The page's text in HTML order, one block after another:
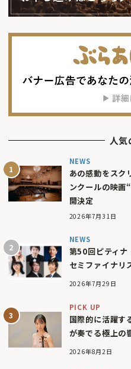
人気
NEWS
あの感動をスク
ンクールの映画
開決定
2026年7月31日
NEWS
第50回ピティナ
セミファイナリ
2026年7月29日
PICK UP
国際的に活躍す
が奏でる極上の
2026年8月2日